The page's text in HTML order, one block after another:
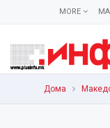
MORE
Дома